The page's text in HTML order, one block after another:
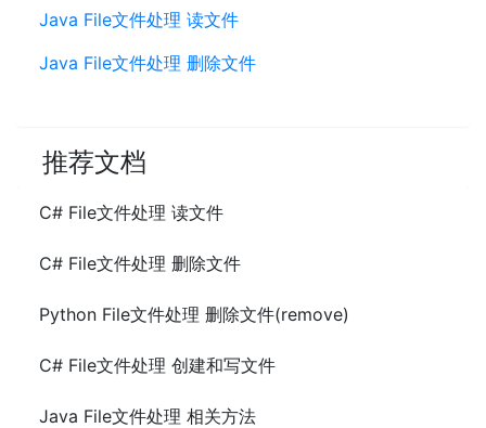
Java File文件处理 读文件
Java File文件处理 删除文件
推荐文档
C# File文件处理 读文件
C# File文件处理 删除文件
Python File文件处理 删除文件(remove)
C# File文件处理 创建和写文件
Java File文件处理 相关方法